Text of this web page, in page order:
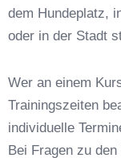
Sielenbach
So findet
dem Hundeplatz,
oder in der Stadt
Wer an einem
Trainingszeiten
individuelle
Bei Fragen zu